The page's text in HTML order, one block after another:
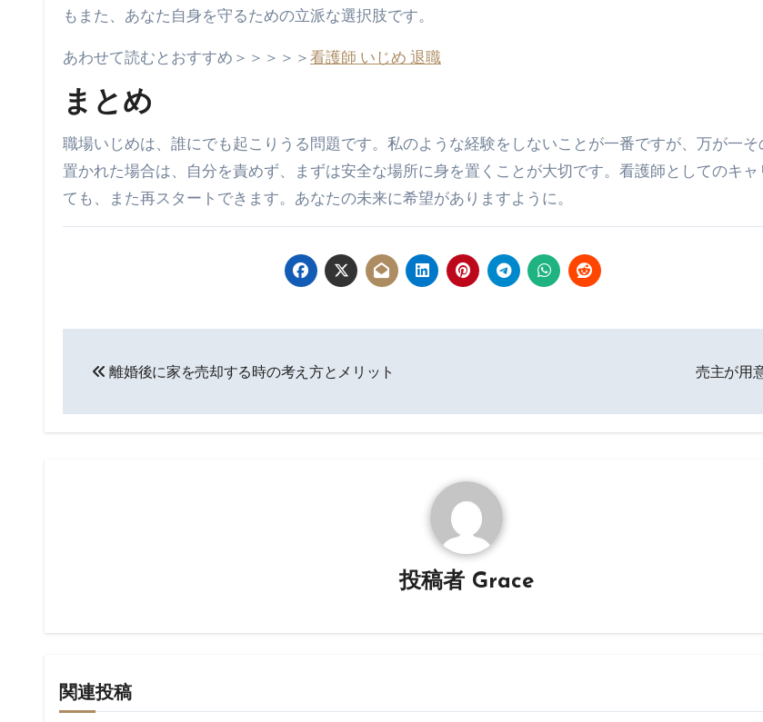
もまた、あなた自身を守るための立派な選択肢です。
あわせて読むとおすすめ＞＞＞＞＞ 看護師 いじめ 退職
まとめ
職場いじめは、誰にでも起こりうる問題です。私のような経験をしないことが一番ですが、万が一
置かれた場合は、自分を責めず、まずは安全な場所に身を置くことが大切です。看護師としてのキ
ても、また再スタートできます。あなたの未来に希望がありますように。
ナ
離婚後に家を売却する時の考え方とメリット 売主が用
投稿者 Grace
関連投稿